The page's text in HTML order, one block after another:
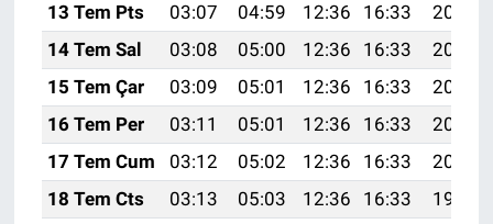
13 Tem Pts
03:07 04:59 12:36 16:33
20:02
14 Tem Sal
03:08 05:00 12:36 16:33
20:02
15 Tem Çar
03:09 05:01 12:36 16:33
20:01
16 Tem Per
03:11 05:01 12:36 16:33
20:01
17 Tem Cum
03:12 05:02 12:36 16:33
20:00
18 Tem Cts
03:13 05:03 12:36 16:33
19:59